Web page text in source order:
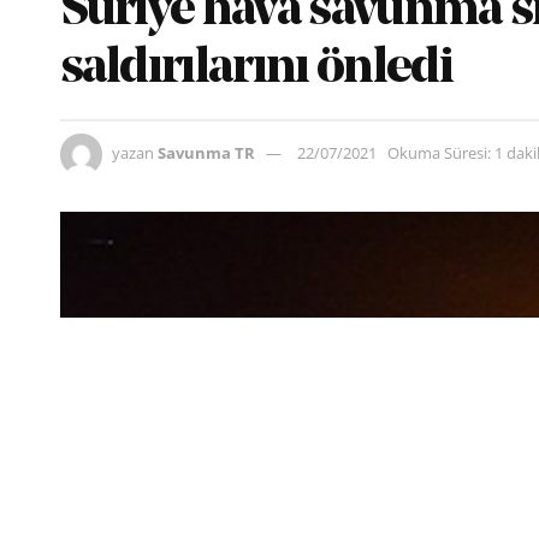
Suriye hava savunma
saldırılarını önledi
yazan Savunma TR 22/07/2021 Okuma Süresi: 1